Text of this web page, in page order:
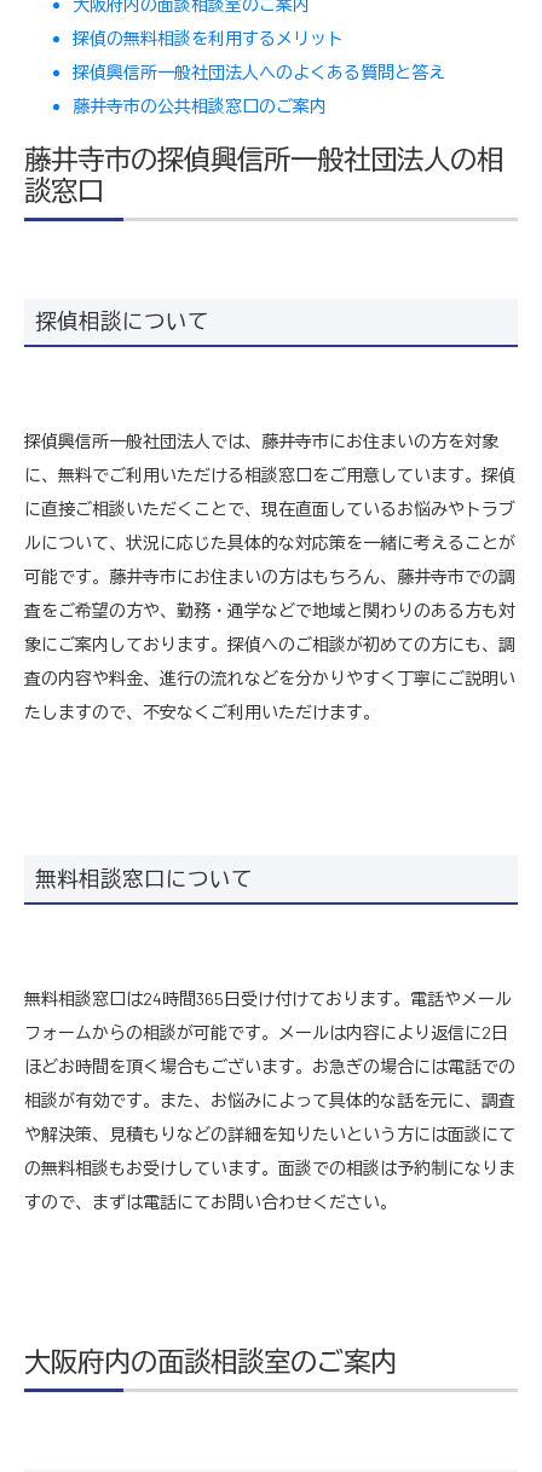
探偵の無料相談を利用するメリット
探偵興信所一般社団法人へのよくある質問と答え
藤井寺市の公共相談窓口のご案内
藤井寺市の探偵興信所一般社団法人の相
談窓口
探偵相談について
探偵興信所一般社団法人では、藤井寺市にお住まいの方を対象
に、無料でご利用いただける相談窓口をご用意しています。探偵
に直接ご相談いただくことで、現在直面しているお悩みやトラブ
ルについて、状況に応じた具体的な対応策を一緒に考えることが
可能です。藤井寺市にお住まいの方はもちろん、藤井寺市での調
査をご希望の方や、勤務・通学などで地域と関わりのある方も対
象にご案内しております。探偵へのご相談が初めての方にも、調
査の内容や料金、進行の流れなどを分かりやすく丁寧にご説明い
たしますので、不安なくご利用いただけます。
無料相談窓口について
無料相談窓口は24時間365日受け付けております。電話やメール
フォームからの相談が可能です。メールは内容により返信に2日
ほどお時間を頂く場合もございます。お急ぎの場合には電話での
相談が有効です。また、お悩みによって具体的な話を元に、調査
や解決策、見積もりなどの詳細を知りたいという方には面談にて
の無料相談もお受けしています。面談での相談は予約制になりま
すので、まずは電話にてお問い合わせください。
大阪府内の面談相談室のご案内